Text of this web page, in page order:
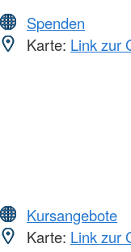
Spenden
Karte: Link zur
Kursangebote
Karte: Link zur